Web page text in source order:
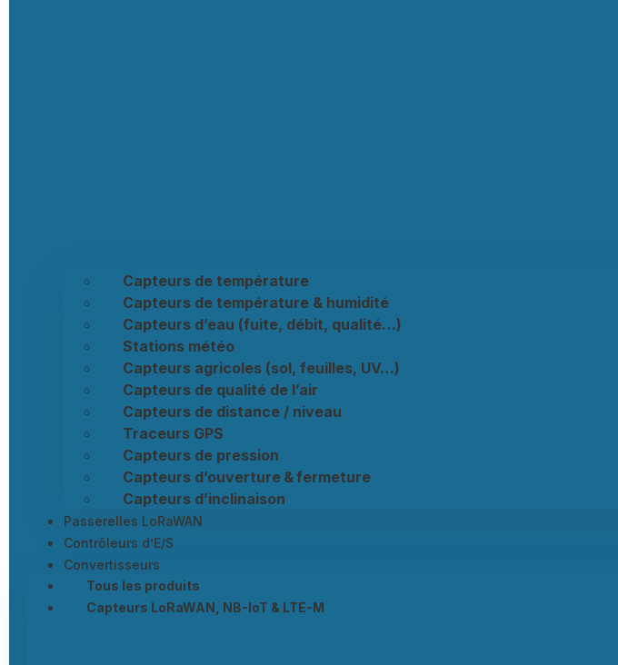
Capteurs de température
Capteurs de température & humidité
Capteurs d’eau (fuite, débit, qualité…)
Stations météo
Capteurs agricoles (sol, feuilles, UV…)
Capteurs de qualité de l’air
Capteurs de distance / niveau
Traceurs GPS
Capteurs de pression
Capteurs d’ouverture & fermeture
Capteurs d’inclinaison
Passerelles LoRaWAN
Contrôleurs d’E/S
Convertisseurs
Tous les produits
Capteurs LoRaWAN, NB-IoT & LTE-M